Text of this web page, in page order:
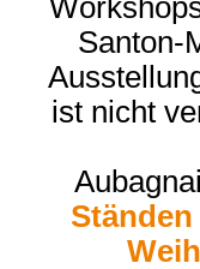
Santon-
ist nicht